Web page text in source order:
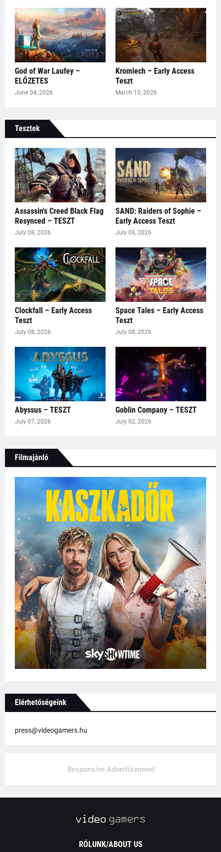
God of War Laufey –
ELŐZETES
June 04, 2026
Kromlech – Early Access
Teszt
March 10, 2026
Tesztek
Assassin's Creed Black Flag
Resynced – TESZT
July 08, 2026
SAND: Raiders of Sophie –
Early Access Teszt
July 08, 2026
Clockfall – Early Access
Teszt
July 08, 2026
Space Tales – Early Access
Teszt
July 08, 2026
Abyssus – TESZT
July 07, 2026
Goblin Company – TESZT
July 02, 2026
Filmajánló
Elérhetőségeink
press@videogamers.hu
Responsive Advertisement
RÓLUNK/ABOUT US